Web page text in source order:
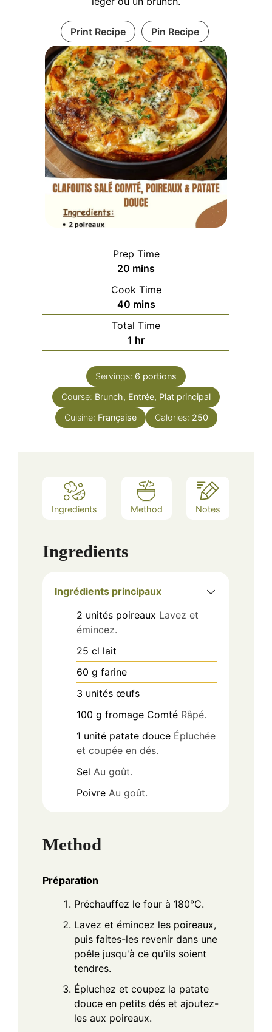
Print Recipe Pin Recipe
Prep Time
20 minutes
mins
Cook Time
40minutes
mins
Total Time
1 hour
hr
Servings: 6 portions
Course: Brunch, Entrée, Plat principal
Cuisine: Française Calories: 250
Ingredients Method Notes
Ingredients
Ingrédients principaux
2 unités poireaux Lavez et
émincez.
25 cl lait
60 g farine
3 unités œufs
100 g fromage Comté Râpé.
1 unité patate douce Épluchée
et coupée en dés.
Sel Au goût.
Poivre Au goût.
Method
Préparation
Préchauffez le four à 180°C.
Lavez et émincez les poireaux,
puis faites-les revenir dans une
poêle jusqu'à ce qu'ils soient
tendres.
Épluchez et coupez la patate
douce en petits dés et ajoutez-
les aux poireaux.